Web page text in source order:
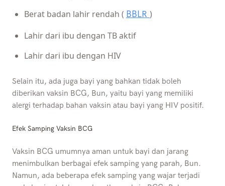
Berat badan lahir rendah ( BBLR )
Lahir dari ibu dengan TB aktif
Lahir dari ibu dengan HIV
Selain itu, ada juga bayi yang bahkan tidak boleh
diberikan vaksin BCG, Bun, yaitu bayi yang memiliki
alergi terhadap bahan vaksin atau bayi yang HIV positif.
Efek Samping Vaksin BCG
Vaksin BCG umumnya aman untuk bayi dan jarang
menimbulkan berbagai efek samping yang parah, Bun.
Namun, ada beberapa efek samping yang wajar terjadi